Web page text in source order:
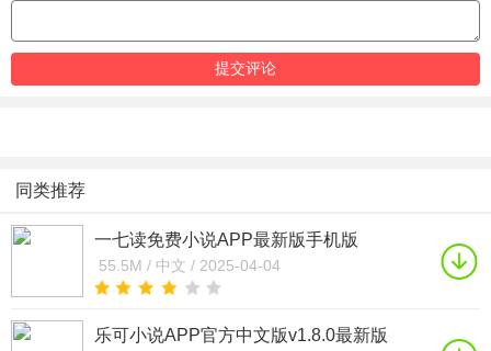
同类推荐
一七读免费小说APP最新版手机版
2025v1.0.2免费版
55.5M / 中文 / 2025-04-04
乐可小说APP官方中文版v1.8.0最新版